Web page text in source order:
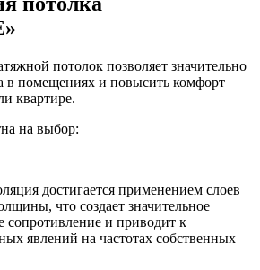
потолок позволяет значительно
в помещениях и повысить комфорт
квартире.
на выбор:
достигается применением слоев
что создает значительное
сопротивление и приводит к
явлений на частотах собственных